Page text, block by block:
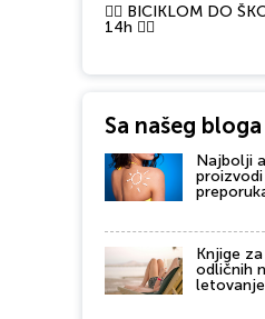
🚴‍♂️ BICIKLOM DO
14h 🚴‍♀️
Sa našeg bloga
Najbolji
Knjige
odličnih
letovanje